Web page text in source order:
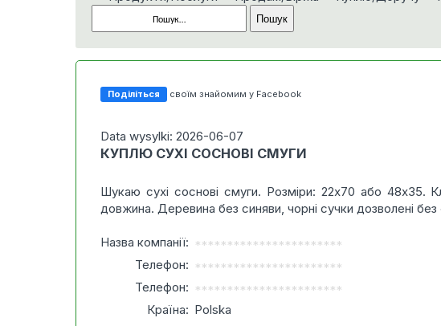
Поділіться своїм знайомим у Facebook
Data wysylki: 2026-06-07
КУПЛЮ СУХІ СОСНОВІ СМУГИ
Шукаю сухі соснові смуги. Розміри: 22x70 або 48x35.
довжина. Деревина без синяви, чорні сучки дозволені
Назва компанії: ***********************
Телефон: ***********************
Телефон: ***********************
Країна: Polska